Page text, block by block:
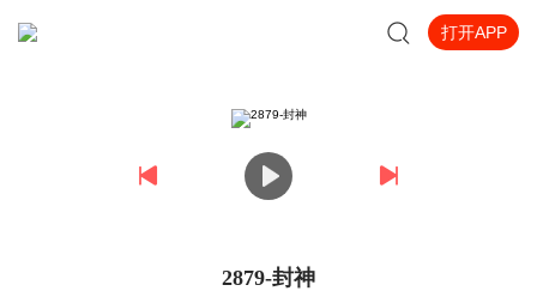
打开APP
2879-封神